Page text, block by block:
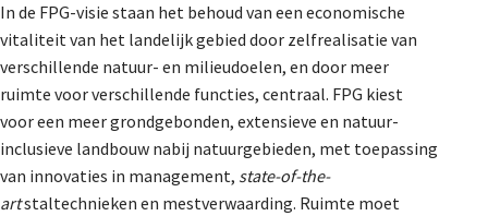
In de FPG-visie staan het behoud van een economische
vitaliteit van het landelijk gebied door zelfrealisatie van
verschillende natuur- en milieudoelen, en door meer
ruimte voor verschillende functies, centraal. FPG kiest
voor een meer grondgebonden, extensieve en natuur-
inclusieve landbouw nabij natuurgebieden, met toepassing
van innovaties in management, state-of-the-
artstaltechnieken en mestverwaarding. Ruimte moet